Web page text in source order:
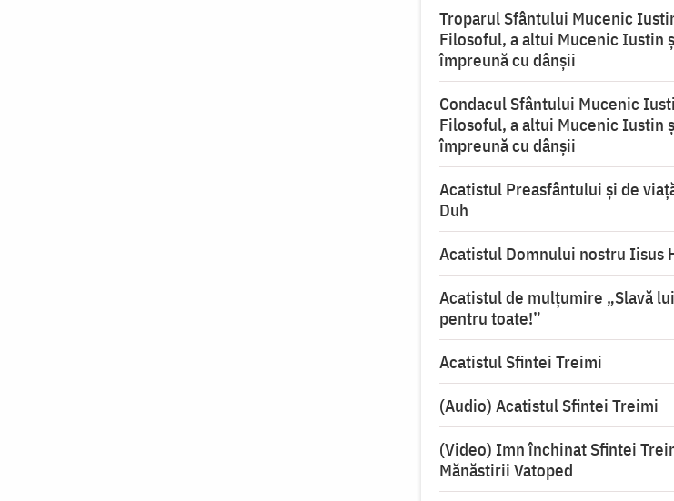
Troparul Sfântului Mucenic
Filosoful, a altui Mucenic Iustin
împreună cu dânşii
Condacul Sfântului Mucenic
Filosoful, a altui Mucenic Iustin
împreună cu dânşii
Acatistul Preasfântului și de
Duh
Acatistul Domnului nostru Iisus
Acatistul de mulţumire „Slavă
pentru toate!”
Acatistul Sfintei Treimi
(Audio) Acatistul Sfintei Treimi
(Video) Imn închinat Sfintei
Mănăstirii Vatoped